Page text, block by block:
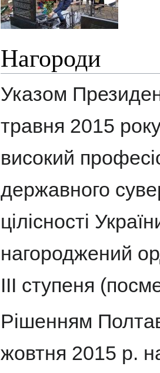
Нагороди
Указом
травня 2015
високий
державного
цілісності
нагороджений
III ступеня
Рішенням
жовтня 2015 р.